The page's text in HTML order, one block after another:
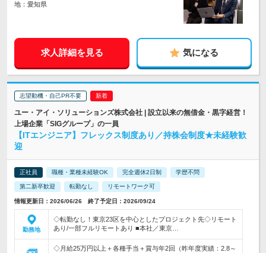
地：愛知県
求人詳細を見る 気になる
志望動機・自己PR不要
ユー・アイ・ソリューションズ株式会社 | 設立以来の無借金・黒字経営！
上場企業「SIGグループ」の一員
【ITエンジニア】フレックス制度あり／持株会制度★未経験歓
迎
正社員 職種・業種未経験OK 完全週休2日制 学歴不問
第二新卒歓迎 転勤なし リモートワーク可
情報更新日：2026/06/26 終了予定日：2026/09/24
勤務地
◇転勤なし！東京23区を中心としたプロジェクト先◇リモート
あり/一部フルリモートあり ■本社／東京…
◇月給25万円以上＋各種手当＋賞与年2回（昨年度実績：2.8～